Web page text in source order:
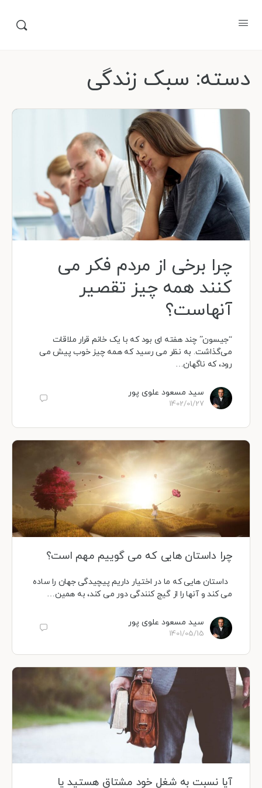
دسته: سبک زندگی
چرا برخی از مردم فکر می
کنند همه چیز تقصیر
آنهاست؟
“جیسون” چند هفته ای بود که با یک خانم قرار ملاقات
می‌گذاشت. به نظر می رسید که همه چیز خوب پیش می
رود، که ناگهان…
سید مسعود علوی پور
1402/01/27
چرا داستان هایی که می گوییم مهم است؟
داستان هایی که ما در اختیار داریم پیچیدگی جهان را ساده
می کند و آنها را از گیج کنندگی دور می کند، به همین…
سید مسعود علوی پور
1401/05/15
آیا نسبت به شغل خود مشتاق هستید یا